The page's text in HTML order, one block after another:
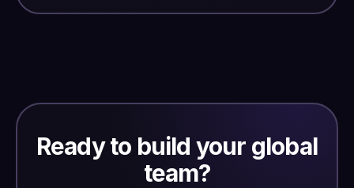
Ready to build your global
team?